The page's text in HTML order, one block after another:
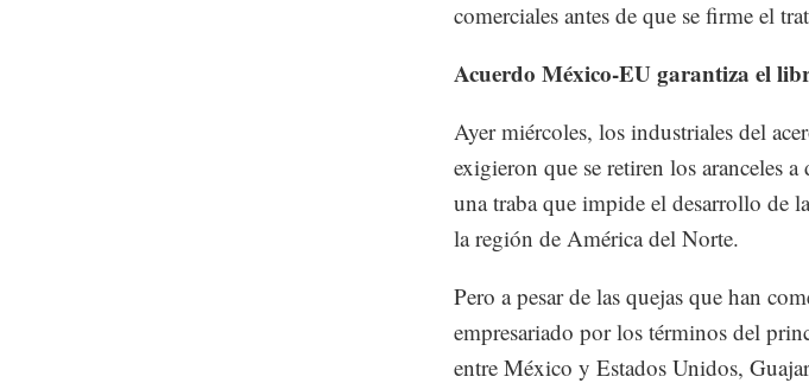
comerciales antes de que se firme el
Acuerdo México-EU garantiza el
Ayer miércoles, los industriales del
exigieron que se retiren los aranceles
una traba que impide el desarrollo de
la región de América del Norte.
Pero a pesar de las quejas que han
empresariado por los términos del
entre México y Estados Unidos,